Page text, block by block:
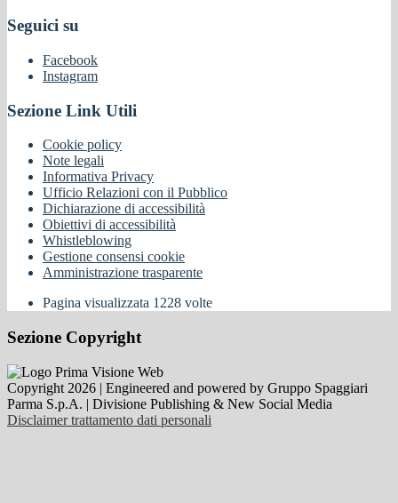
Seguici su
Facebook
Instagram
Sezione Link Utili
Cookie policy
Note legali
Informativa Privacy
Ufficio Relazioni con il Pubblico
Dichiarazione di accessibilità
Obiettivi di accessibilità
Whistleblowing
Gestione consensi cookie
Amministrazione trasparente
Pagina visualizzata 1228 volte
Sezione Copyright
Copyright 2026 | Engineered and powered by Gruppo Spaggiari
Parma S.p.A. | Divisione Publishing & New Social Media
Disclaimer trattamento dati personali